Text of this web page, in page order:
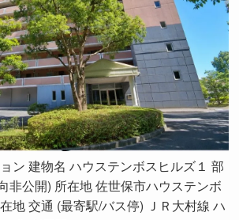
ン 建物名 ハウステンボスヒルズ１ 部
非公開) 所在地 佐世保市ハウステンボ
地 交通 (最寄駅/バス停) ＪＲ大村線 ハ